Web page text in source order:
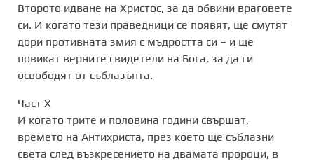
Второто идване на Христос, за да обвини враговете
си. И когато тези праведници се появят, ще смутят
дори противната змия с мъдростта си – и ще
повикат верните свидетели на Бога, за да ги
освободят от съблазънта.
Част X
И когато трите и половина години свършат,
времето на Антихриста, през което ще съблазни
света след възкресението на двамата пророци, в